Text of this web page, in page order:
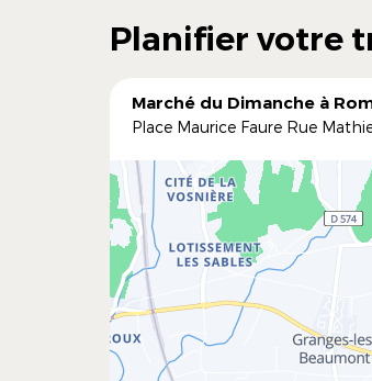
Planifier votre
Marché du Dimanche à
Place Maurice Faure Rue